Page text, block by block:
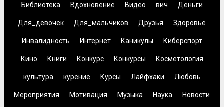
Библиотека Вдохновение Видео вич Деньги
Для_девочек Для_мальчиков Друзья Здоровье
Инвалидность Интернет Каникулы Киберспорт
Кино Книги Конкурс Конкурсы Косметология
культура курение Курсы Лайфхаки Любовь
Мероприятия Мотивация Музыка Наука Новости